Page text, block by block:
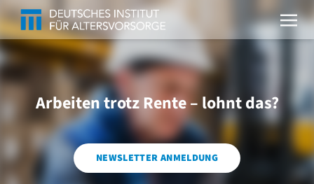
Arbeiten trotz Rente – lohnt das?
NEWSLETTER ANMELDUNG